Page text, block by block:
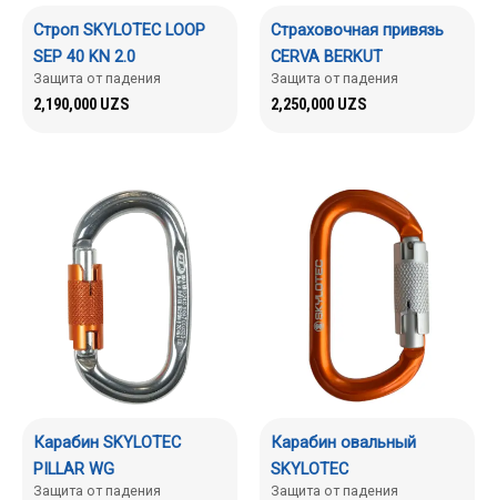
Строп SKYLOTEC LOOP
SEP 40 KN 2.0
Защита от падения
2,190,000 UZS
Страховочная привязь
CERVA BERKUT
Защита от падения
2,250,000 UZS
Карабин SKYLOTEC
PILLAR WG
Защита от падения
Карабин овальный
SKYLOTEC
Защита от падения